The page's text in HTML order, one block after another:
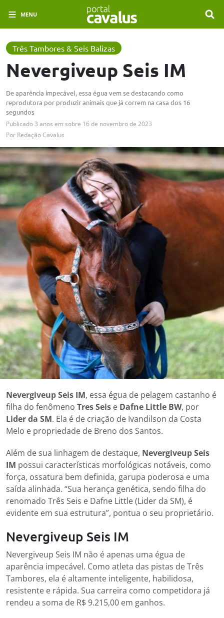
MENU
Três Tambores & Seis Balizas
Nevergiveup Seis IM
De aparência impecável, essa égua vem se destacando como
reprodutora por produzir animais que já correm na casa dos 16
segundos
Publicado3 anos em sobre 16 de novembro de 2023
Por Redação Cavalus
Nevergiveup Seis IM, essa égua de pelagem castanho é
filha do fenômeno Tres Seis e Dafne Little BW, por
Lider da SM. Ela é de criação de Ivandilson da Costa
Melo e propriedade de Breno dos Santos.
Além de sua linhagem de destaque, Nevergiveup Seis
IM possui características morfológicas notáveis, como
força, ossatura bem definida, garupa poderosa e uma
saída alinhada. “Sua herança genética, sendo filha do
renomado Três Seis e Dafne Little (Lider da SM), é
evidente em sua estrutura”, pontua o seu proprietário.
Nevergiveup Seis IM
Nevergiveup Seis IM não é apenas uma égua de
aparência impecável. Como atleta das pistas de Três
Tambores, ela é altamente inteligente, habilidosa,
resistente e rápida. Sua carreira como competidora já
rendeu a soma de R$ 9.215,00 em ganhos.